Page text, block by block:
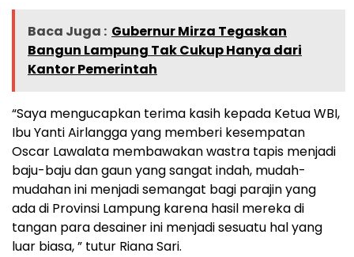
Baca Juga : Gubernur Mirza Tegaskan
Bangun Lampung Tak Cukup Hanya dari
Kantor Pemerintah
“Saya mengucapkan terima kasih kepada Ketua WBI,
Ibu Yanti Airlangga yang memberi kesempatan
Oscar Lawalata membawakan wastra tapis menjadi
baju-baju dan gaun yang sangat indah, mudah-
mudahan ini menjadi semangat bagi parajin yang
ada di Provinsi Lampung karena hasil mereka di
tangan para desainer ini menjadi sesuatu hal yang
luar biasa, ” tutur Riana Sari.